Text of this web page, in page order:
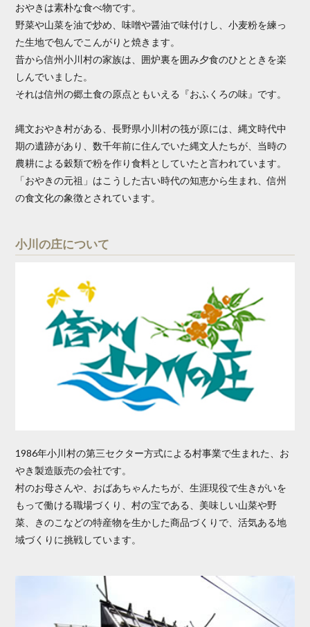
おやきは素朴な食べ物です。
野菜や山菜を油で炒め、味噌や醤油で味付けし、小麦粉を練っ
た生地で包んでこんがりと焼きます。
昔から信州小川村の家族は、囲炉裏を囲み夕食のひとときを楽
しんでいました。
それは信州の郷土食の原点ともいえる『おふくろの味』です。
縄文おやき村がある、長野県小川村の筏が原には、縄文時代中
期の遺跡があり、数千年前に住んでいた縄文人たちが、当時の
農耕による穀類で粉を作り食料としていたと言われています。
「おやきの元祖」はこうした古い時代の知恵から生まれ、信州
の食文化の象徴とされています。
小川の庄について
1986年小川村の第三セクター方式による村事業で生まれた、お
やき製造販売の会社です。
村のお母さんや、おばあちゃんたちが、生涯現役で生きがいを
もって働ける職場づくり、村の宝である、美味しい山菜や野
菜、きのこなどの特産物を生かした商品づくりで、活気ある地
域づくりに挑戦しています。